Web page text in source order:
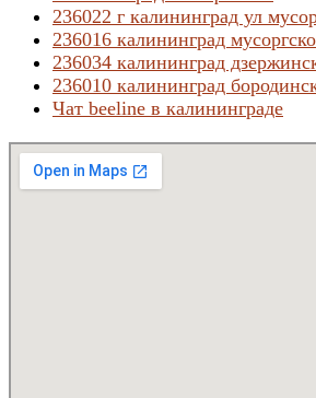
236022 г калининград ул
236016 калининград
236034 калининград
236010 калининград
Чат beeline в калининграде